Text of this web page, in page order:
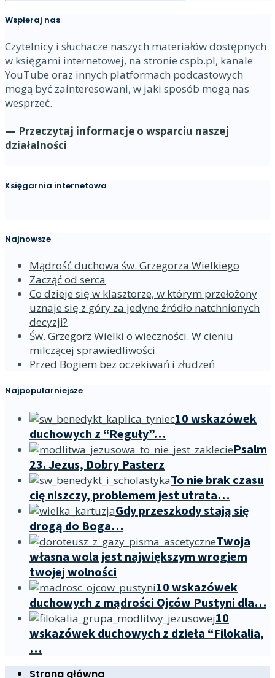
Wspieraj nas
Czytelnicy i słuchacze naszych materiałów dostępnych
w księgarni internetowej, na stronie cspb.pl, kanale
YouTube oraz innych platformach podcastowych
mogą być zainteresowani, w jaki sposób mogą nas
wesprzeć.
— Przeczytaj informacje o wsparciu naszej
działalności
Księgarnia internetowa
Najnowsze
Mądrość duchowa św. Grzegorza Wielkiego
Zacząć od serca
Co dzieje się w klasztorze, w którym przełożony
uznaje się z góry za jedyne źródło natchnionych
decyzji?
Św. Grzegorz Wielki o wieczności. W cieniu
milczącej sprawiedliwości
Przed Bogiem bez oczekiwań i złudzeń
Najpopularniejsze
10 wskazówek
duchowych z “Reguły”…
Psalm
23. Jezus, Dobry Pasterz
To nie brak czasu
cię niszczy, problemem jest utrata…
Gdy przeszkody stają się
drogą do Boga…
Twoja
własna wola jest największym wrogiem
twojej wolności
10 wskazówek
duchowych z mądrości Ojców Pustyni dla…
10
wskazówek duchowych z dzieła “Filokalia,
…
Strona główna